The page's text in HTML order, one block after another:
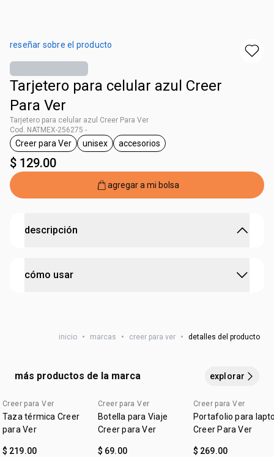
reseñar sobre el producto
Tarjetero para celular azul Creer
Para Ver
Tarjetero para celular azul Creer Para Ver
Cod. NATMEX-256275 -
etiqueta Creer para Ver
Creer para Ver
etiqueta unisex
unisex
etiqueta accesorios
accesorios
$ 129.00
agregar a mi bolsa
descripción
rutina.
material: 100% poliuretano
cómo usar
inicio • marcas • creer para ver • detalles del producto
más productos de la marca explorar
Creer para Ver
Taza térmica Creer
para Ver
$ 219.00
Creer para Ver
Botella para Viaje
Creer para Ver
$ 69.00
Creer para Ver
Portafolio para
Creer Para Ver
$ 269.00